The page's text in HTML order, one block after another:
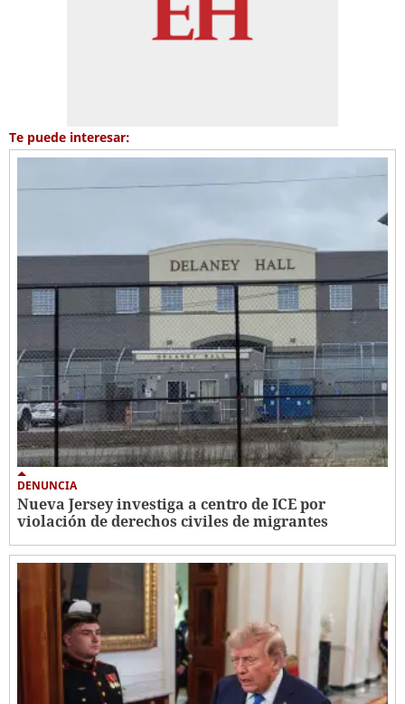
Te puede interesar:
DENUNCIA
Nueva Jersey investiga a centro de ICE por
violación de derechos civiles de migrantes